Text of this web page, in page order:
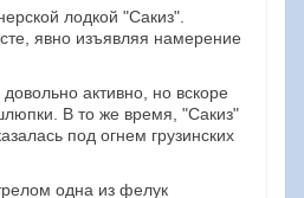
лодкой "Сакиз".
явно изъявляя намерение
активно, но вскоре
В то же время, "Сакиз"
под огнем грузинских
одна из фелук